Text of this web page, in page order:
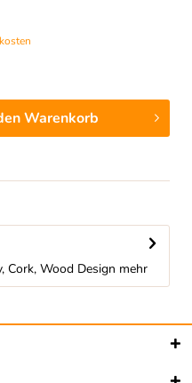
Warenkorb
Cork, Wood Design mehr